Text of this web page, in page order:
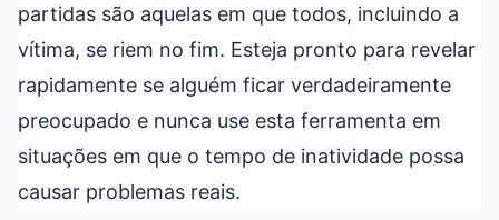
partidas são aquelas em que todos, incluindo a
vítima, se riem no fim. Esteja pronto para revelar
rapidamente se alguém ficar verdadeiramente
preocupado e nunca use esta ferramenta em
situações em que o tempo de inatividade possa
causar problemas reais.